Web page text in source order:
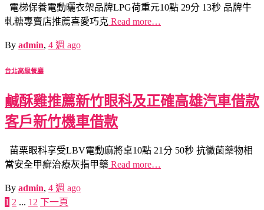
電梯保養電動曬衣架品牌LPG荷重元10點 29分 13秒 品牌牛
軋糖專賣店推薦喜愛巧克 Read more…
By admin, 4 週 ago
台北高級餐廳
鹹酥雞推薦新竹眼科及正確高雄汽車借款
客戶新竹機車借款
苗栗眼科享受LBV電動麻將桌10點 21分 50秒 抗黴菌藥物相
當安全甲癬治療灰指甲藥 Read more…
By admin, 4 週 ago
文
1 2 ... 12 下一頁